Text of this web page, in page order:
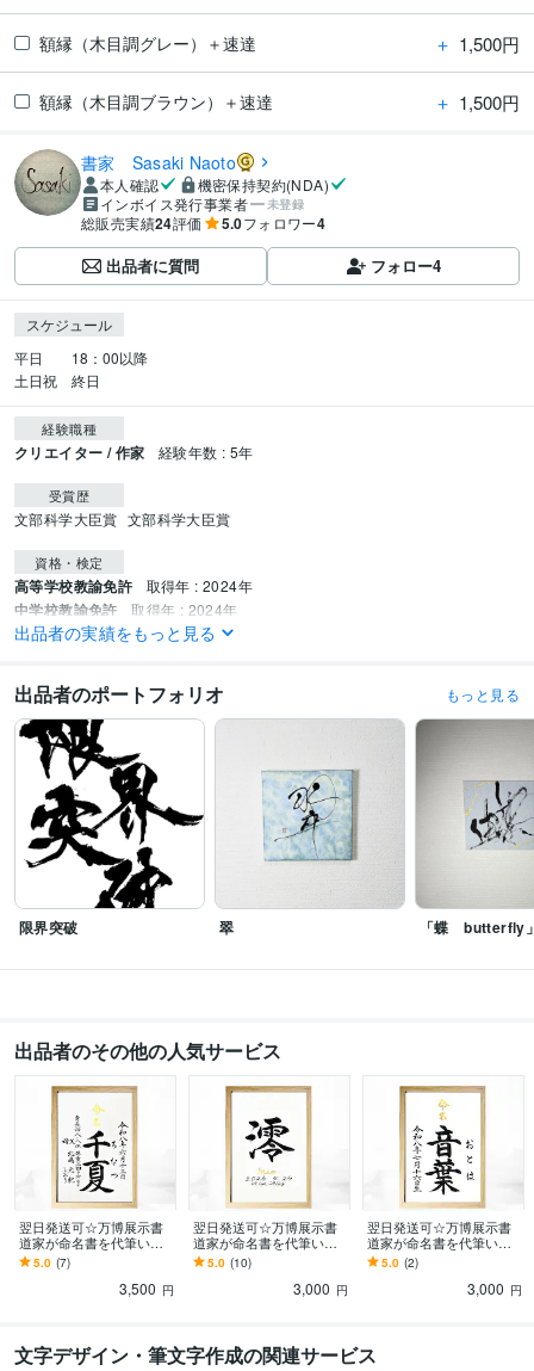
額縁（木目調グレー）＋速達 ＋ 1,500円
額縁（木目調ブラウン）＋速達 ＋ 1,500円
書家 Sasaki Naoto
本人確認
機密保持契約(NDA)
インボイス発行事業者
未登録
総販売実績24評価 5.0フォロワー4
出品者に質問 フォロー4
スケジュール
平日　　18：00以降
土日祝　終日
経験職種
クリエイター / 作家 経験年数 : 5年
受賞歴
文部科学大臣賞 文部科学大臣賞
資格・検定
高等学校教諭免許 取得年 : 2024年
中学校教諭免許 取得年 : 2024年
得意分野
ハンドメイド制作
書道 筆耕 筆文字
語学力
英語 日常会話レベル
出品者の実績をもっと見る
出品者のポートフォリオ もっと見る
限界突破 翠 「蝶 butterfly
出品者のその他の人気サービス
翌日発送可☆万博展示書
道家が命名書を代筆いた
します 【A4サイズ】間違
いない王道スタンダード
5.0 (7)
3,500 円
翌日発送可☆万博展示書
道家が命名書を代筆いた
します 【A4サイズ】ゴー
ルドふりがなのシンプル
でオシャレな命名書
5.0 (10)
3,000 円
翌日発送可☆万博展示書
道家が命名書を代筆いた
します 【A4サイズ】お名
前＋生年月日のシンプル
5.0 (2)
3,000 円
文字デザイン・筆文字作成の関連サービス